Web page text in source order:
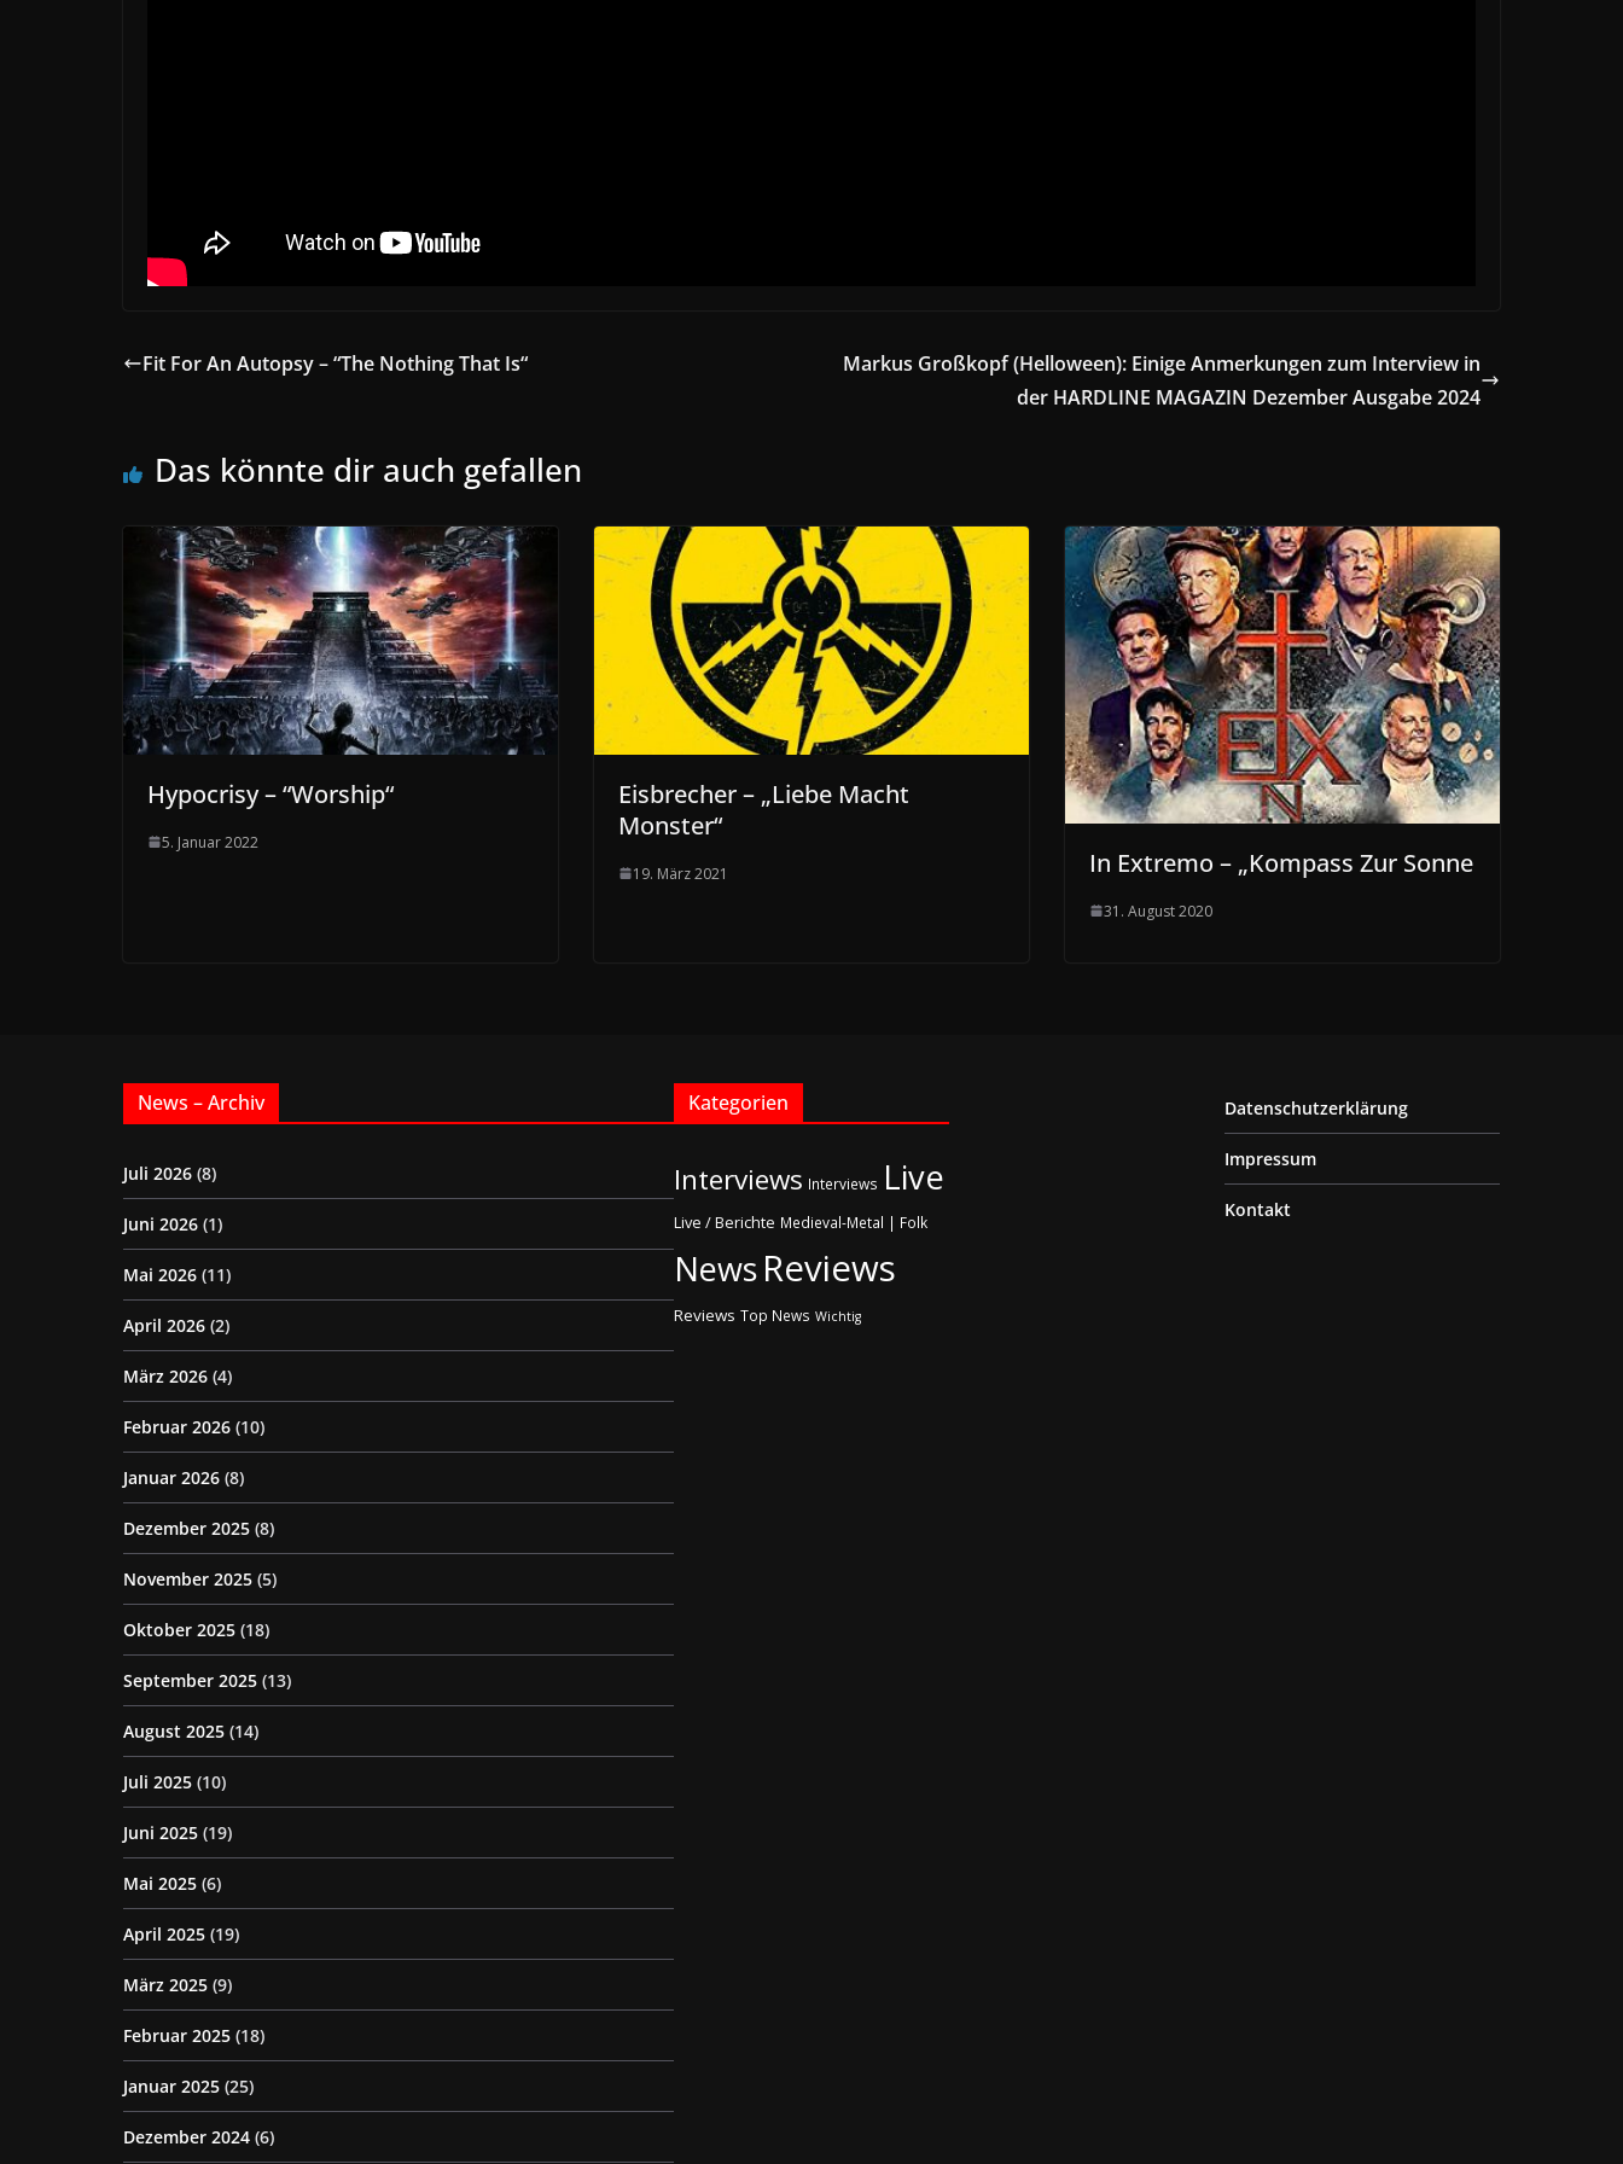
Fit For An Autopsy – “The Nothing That Is“
Markus Großkopf (Helloween): Einige Anmerkungen zum Interview in
der HARDLINE MAGAZIN Dezember Ausgabe 2024
Das könnte dir auch gefallen
Hypocrisy – “Worship“
5. Januar 2022
Eisbrecher – „Liebe Macht
Monster“
19. März 2021 In Extremo – „Kompass Zur Sonne
31. August 2020
News – Archiv
Juli 2026 (8)
Juni 2026 (1)
Mai 2026 (11)
April 2026 (2)
März 2026 (4)
Februar 2026 (10)
Januar 2026 (8)
Dezember 2025 (8)
November 2025 (5)
Oktober 2025 (18)
September 2025 (13)
August 2025 (14)
Juli 2025 (10)
Juni 2025 (19)
Mai 2025 (6)
April 2025 (19)
März 2025 (9)
Februar 2025 (18)
Januar 2025 (25)
Dezember 2024 (6)
Kategorien
Interviews Interviews Live
Live / Berichte Medieval-Metal | Folk
NewsReviews
Reviews Top News Wichtig
Datenschutzerklärung
Impressum
Kontakt